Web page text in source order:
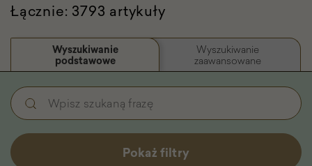
Łącznie: 3793 artykuły
Wyszukiwanie
podstawowe
Wyszukiwanie
zaawansowane
Wyszukiwanie
podstawowe
-
Filtry
Wpisz
szukaną
frazę
Pokaż filtry